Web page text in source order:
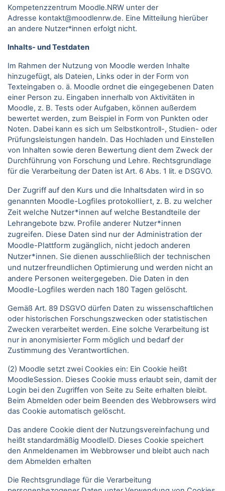
Kompetenzzentrum Moodle.NRW unter der
Adresse kontakt@moodlenrw.de. Eine Mitteilung hierüber
an andere Nutzer*innen erfolgt nicht.
Inhalts- und Testdaten
Im Rahmen der Nutzung von Moodle werden Inhalte
hinzugefügt, als Dateien, Links oder in der Form von
Texteingaben o. ä. Moodle ordnet die eingegebenen Daten
einer Person zu. Eingaben innerhalb von Aktivitäten in
Moodle, z. B. Tests oder Aufgaben, können außerdem
bewertet werden, zum Beispiel in Form von Punkten oder
Noten. Dabei kann es sich um Selbstkontroll-, Studien- oder
Prüfungsleistungen handeln. Das Hochladen und Einstellen
von Inhalten sowie deren Bewertung dient dem Zweck der
Durchführung von Forschung und Lehre. Rechtsgrundlage
für die Verarbeitung der Daten ist Art. 6 Abs. 1 lit. e DSGVO.
Der Zugriff auf den Kurs und die Inhaltsdaten wird in so
genannten Moodle-Logfiles protokolliert, z. B. zu welcher
Zeit welche Nutzer*innen auf welche Bestandteile der
Lehrangebote bzw. Profile anderer Nutzer*innen
zugreifen. Diese Daten sind nur der Administration der
Moodle-Plattform zugänglich, nicht jedoch anderen
Nutzer*innen. Sie dienen ausschließlich der technischen
und nutzerfreundlichen Optimierung und werden nicht an
andere Personen weitergegeben. Die Daten in den
Moodle-Logfiles werden nach 180 Tagen gelöscht.
Gemäß Art. 89 DSGVO dürfen Daten zu wissenschaftlichen
oder historischen Forschungszwecken oder statistischen
Zwecken verarbeitet werden. Eine solche Verarbeitung ist
nur in anonymisierter Form möglich und bedarf der
Zustimmung des Verantwortlichen.
(2) Moodle setzt zwei Cookies ein: Ein Cookie heißt
MoodleSession. Dieses Cookie muss erlaubt sein, damit der
Login bei den Zugriffen von Seite zu Seite erhalten bleibt.
Beim Abmelden oder beim Beenden des Webbrowsers wird
das Cookie automatisch gelöscht.
Das andere Cookie dient der Nutzungsvereinfachung und
heißt standardmäßig MoodleID. Dieses Cookie speichert
den Anmeldenamen im Webbrowser und bleibt auch nach
dem Abmelden erhalten
Die Rechtsgrundlage für die Verarbeitung